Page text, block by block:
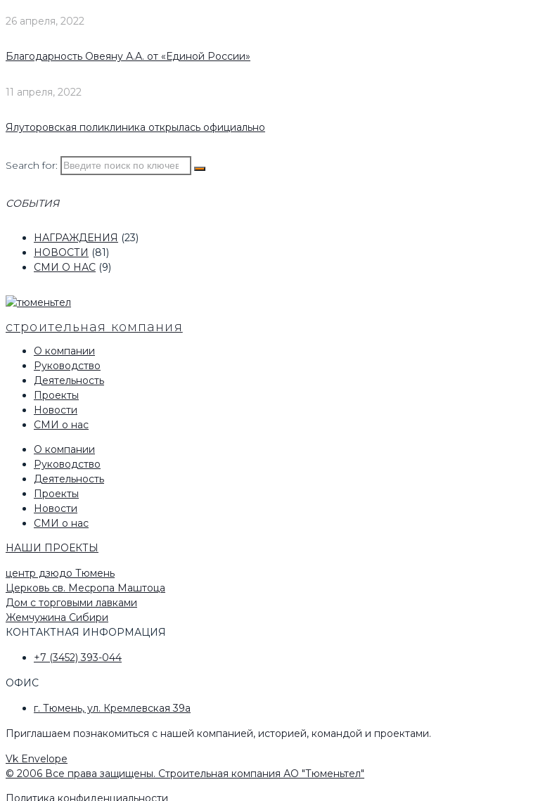
26 апреля, 2022
Благодарность Овеяну А.А. от «Единой России»
11 апреля, 2022
Ялуторовская поликлиника открылась официально
Search for:
СОБЫТИЯ
НАГРАЖДЕНИЯ (23)
НОВОСТИ (81)
СМИ О НАС (9)
строительная компания
О компании
Руководство
Деятельность
Проекты
Новости
СМИ о нас
О компании
Руководство
Деятельность
Проекты
Новости
СМИ о нас
НАШИ ПРОЕКТЫ
центр дзюдо Тюмень
Церковь св. Месропа Маштоца
Дом с торговыми лавками
Жемчужина Сибири
КОНТАКТНАЯ ИНФОРМАЦИЯ
+7 (3452) 393-044
ОФИС
г. Тюмень, ул. Кремлевская 39а
Приглашаем познакомиться с нашей компанией, историей, командой и проектами.
Vk Envelope
© 2006 Все права защищены. Строительная компания АО "Тюменьтел"
Политика конфиденциальности